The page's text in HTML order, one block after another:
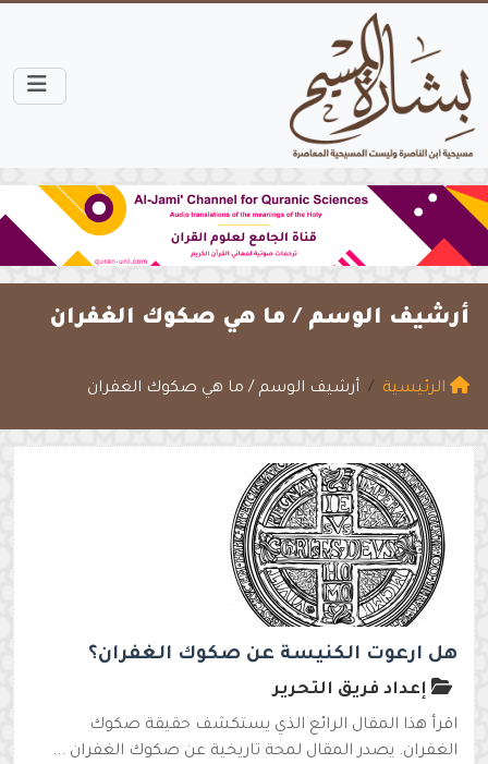
أرشيف الوسم / ما هي صكوك الغفران
الرئيسية أرشيف الوسم / ما هي صكوك الغفران
هل ارعوت الكنيسة عن صكوك الغفران؟
إعداد فريق التحرير
اقرأ هذا المقال الرائع الذي يستكشف حقيقة صكوك
الغفران. يصدر المقال لمحة تاريخية عن صكوك الغفران ...